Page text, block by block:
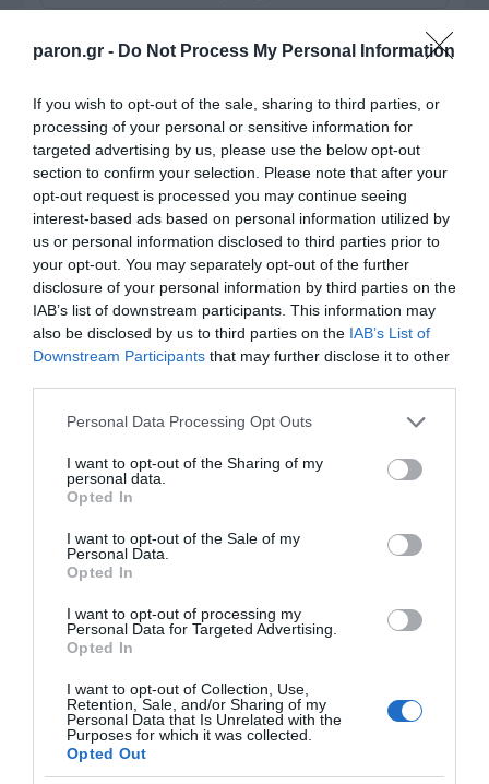
paron.gr - Do Not Process My Personal Information
If you wish to opt-out of the sale, sharing to third parties, or
processing of your personal or sensitive information for
targeted advertising by us, please use the below opt-out
section to confirm your selection. Please note that after your
opt-out request is processed you may continue seeing
interest-based ads based on personal information utilized by
us or personal information disclosed to third parties prior to
your opt-out. You may separately opt-out of the further
disclosure of your personal information by third parties on the
IAB’s list of downstream participants. This information may
also be disclosed by us to third parties on the IAB’s List of
Downstream Participants that may further disclose it to other
Please note that this website/app uses one or more Google
not limited to your visit or usage behaviour. You may click to
grant or deny consent to Google and its third-party tags to
use your data for below specified purposes in below Google
consent section.
Personal Data Processing Opt Outs
I want to opt-out of the Sharing of my
personal data.
Opted In
I want to opt-out of the Sale of my
Personal Data.
Opted In
I want to opt-out of processing my
Personal Data for Targeted Advertising.
Opted In
I want to opt-out of Collection, Use,
Retention, Sale, and/or Sharing of my
Personal Data that Is Unrelated with the
Purposes for which it was collected.
Opted Out
ΤΟ ΠΑΡΟΝ ΤΗΣ ΚΥΡΙΑΚΗΣ